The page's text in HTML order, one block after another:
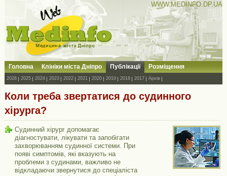
WWW.MEDINFO.DP.UA
Головна Клініки міста Дніпро Публікації Розміщення
2026 2025 2024 2023 2022 2021 2020 2019 2018 2017 Архів
Коли треба звертатися до судинного
хірурга?
Судинний хірург допомагає
діагностувати, лікувати та запобігати
захворюванням судинної системи. При
появі симптомів, які вказують на
проблеми з судинами, важливо не
відкладаючи звернутися до спеціаліста